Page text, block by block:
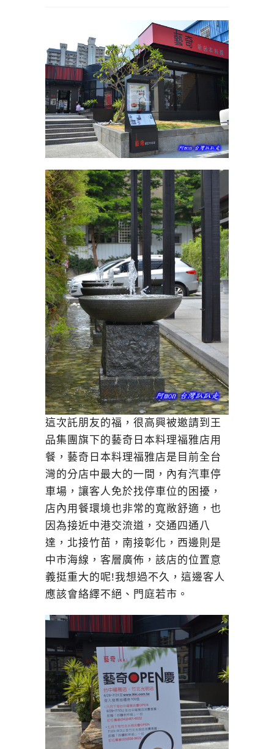
這次託朋友的福，很高興被邀請到王
品集團旗下的藝奇日本料理福雅店用
餐，藝奇日本料理福雅店是目前全台
灣的分店中最大的一間，內有汽車停
車場，讓客人免於找停車位的困擾，
店內用餐環境也非常的寬敞舒適，也
因為接近中港交流道，交通四通八
達，北接竹苗，南接彰化，西邊則是
中市海線，客層廣佈，該店的位置意
義挺重大的呢!我想過不久，這邊客人
應該會絡繹不絕、門庭若市。